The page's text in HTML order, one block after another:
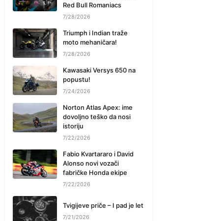
Red Bull Romaniacs
7/28/2026
Triumph i Indian traže
moto mehaničara!
7/28/2026
Kawasaki Versys 650 na
popustu!
7/24/2026
Norton Atlas Apex: ime
dovoljno teško da nosi
istoriju
7/22/2026
Fabio Kvartararo i David
Alonso novi vozači
fabričke Honda ekipe
7/22/2026
Tvigijeve priče – I pad je let
7/21/2026